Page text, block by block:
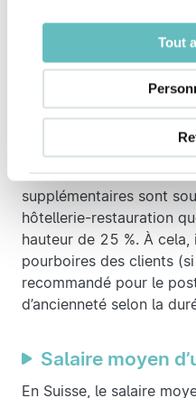
Tout
hôtellerie
Suisse ?
Les salaires dans
sont variables car la
inclure une part
d’affaires de
supplémentaires sont
hôtellerie-restauration
hauteur de 25 %. À
pourboires des clients
recommandé pour le
d’ancienneté selon la
Salaire moyen
En Suisse, le salaire